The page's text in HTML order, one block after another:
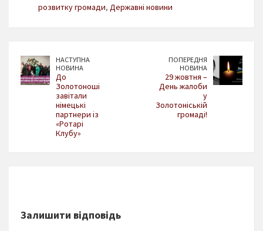
розвитку громади, Державні новини
НАСТУПНА
НОВИНА
До
Золотоноші
завітали
німецькі
партнери із
«Ротарі
Клубу»
ПОПЕРЕДНЯ
НОВИНА
29 жовтня –
День жалоби
у
Золотоніській
громаді!
Залишити відповідь